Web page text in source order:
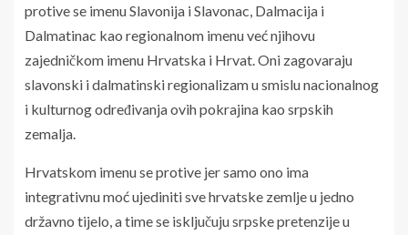
protive se imenu Slavonija i Slavonac, Dalmacija i
Dalmatinac kao regionalnom imenu već njihovu
zajedničkom imenu Hrvatska i Hrvat. Oni zagovaraju
slavonski i dalmatinski regionalizam u smislu nacionalnog
i kulturnog određivanja ovih pokrajina kao srpskih
zemalja.
Hrvatskom imenu se protive jer samo ono ima
integrativnu moć ujediniti sve hrvatske zemlje u jedno
državno tijelo, a time se isključuju srpske pretenzije u